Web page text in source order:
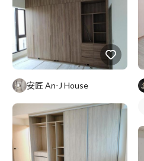
安匠 An-J House